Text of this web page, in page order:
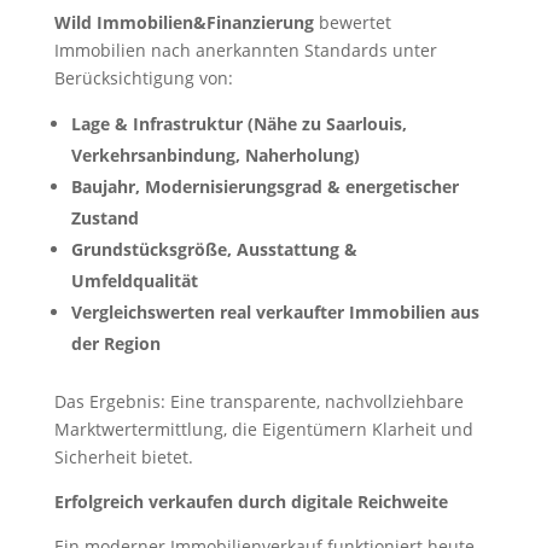
Wild Immobilien&Finanzierungbewertet
Immobilien nach anerkannten Standards unter
Berücksichtigung von:
Lage & Infrastruktur (Nähe zu Saarlouis,
Verkehrsanbindung, Naherholung)
Baujahr, Modernisierungsgrad & energetischer
Zustand
Grundstücksgröße, Ausstattung &
Umfeldqualität
Vergleichswerten real verkaufter Immobilien aus
der Region
Das Ergebnis: Eine transparente, nachvollziehbare
Marktwertermittlung, die Eigentümern Klarheit und
Sicherheit bietet.
Erfolgreich verkaufen durch digitale Reichweite